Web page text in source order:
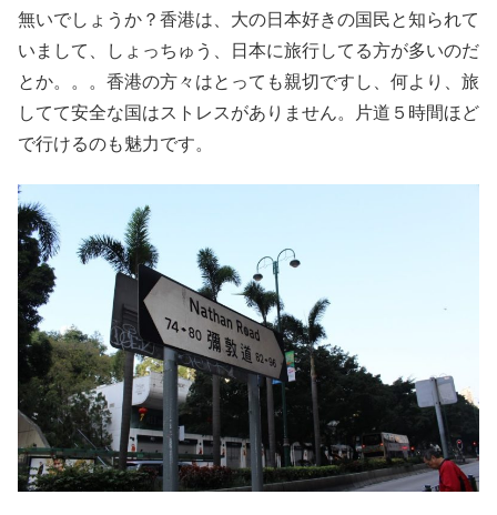
無いでしょうか？香港は、大の日本好きの国民と知られて
いまして、しょっちゅう、日本に旅行してる方が多いのだ
とか。。。香港の方々はとっても親切ですし、何より、旅
してて安全な国はストレスがありません。片道５時間ほど
で行けるのも魅力です。